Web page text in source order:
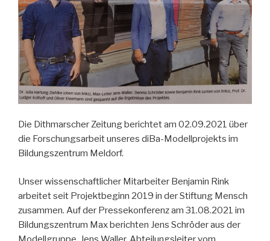
Die Dithmarscher Zeitung berichtet am 02.09.2021 über
die Forschungsarbeit unseres diBa-Modellprojekts im
Bildungszentrum Meldorf.
Unser wissenschaftlicher Mitarbeiter Benjamin Rink
arbeitet seit Projektbeginn 2019 in der Stiftung Mensch
zusammen. Auf der Pressekonferenz am 31.08.2021 im
Bildungszentrum Max berichten Jens Schröder aus der